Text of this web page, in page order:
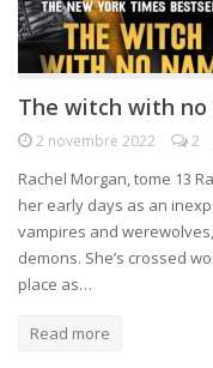
The witch with
2 novembre 2022 2
Rachel Morgan, tome 13
her early days as an
vampires and
demons. She’s crossed
place as…
Read more